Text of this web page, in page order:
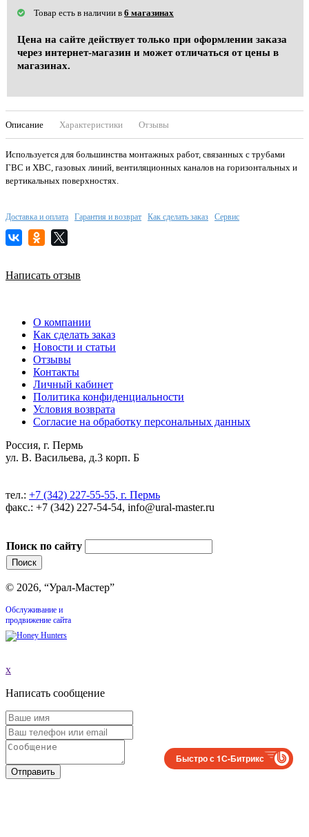
Товар есть в наличии в 6 магазинах
Цена на сайте действует только при оформлении заказа
через интернет-магазин и может отличаться от цены в
магазинах.
Описание Характеристики Отзывы
Используется для большинства монтажных работ, связанных с трубами
ГВС и ХВС, газовых линий, вентиляционных каналов на горизонтальных и
вертикальных поверхностях.
Доставка и оплата Гарантия и возврат Как сделать заказ Сервис
Написать отзыв
О компании
Как сделать заказ
Новости и статьи
Отзывы
Контакты
Личный кабинет
Политика конфиденциальности
Условия возврата
Согласие на обработку персональных данных
Россия, г. Пермь
ул. В. Васильева, д.3 корп. Б
тел.: +7 (342) 227-55-55, г. Пермь
факс.: +7 (342) 227-54-54, info@ural-master.ru
Поиск по сайту
© 2026, “Урал-Мастер”
Обслуживание и
продвижение сайта
x
Написать сообщение
Отправить
Быстро с 1С-Битрикс